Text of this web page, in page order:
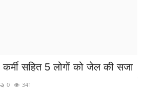
कर्मी सहित 5 लोगाें को जेल की सजा
0 341